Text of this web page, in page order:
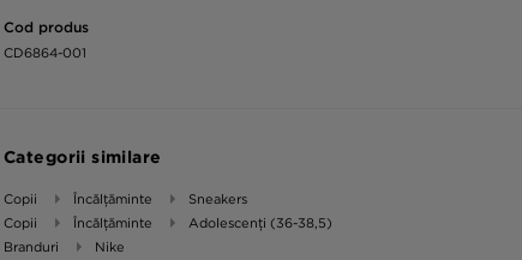
Cod produs
CD6864-001
Categorii similare
Copii Încălțăminte
Sneakers
Copii
Încălțăminte
Adolescenți (36-38,5)
Branduri
Nike